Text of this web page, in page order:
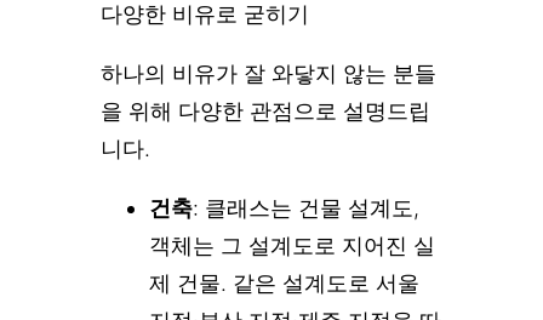
다양한 비유로 굳히기
하나의 비유가 잘 와닿지 않는 분들
을 위해 다양한 관점으로 설명드립
니다.
건축: 클래스는 건물 설계도,
객체는 그 설계도로 지어진 실
제 건물. 같은 설계도로 서울